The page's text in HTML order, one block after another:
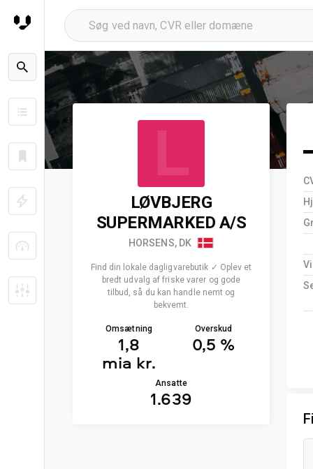
L
LØVBJERG
SUPERMARKED A/S
HORSENS, DK
Find din lokale dagligvarebutik ✓ Oplev et
bredt udvalg af friske varer og gode
tilbud, så du kan handle nemt og
bekvemt.
Omsætning
1,8
mia kr.
Overskud
0,5 %
Ansatte
1.639